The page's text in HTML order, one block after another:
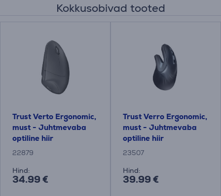
Kokkusobivad tooted
Trust Verto Ergonomic,
must - Juhtmevaba
optiline hiir
22879
Hind:
34.99 €
Trust Verro Ergonomic,
must - Juhtmevaba
optiline hiir
23507
Hind:
39.99 €